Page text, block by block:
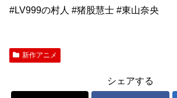
#LV999の村人 #猪股慧士 #東山奈央
新作アニメ
シェアする